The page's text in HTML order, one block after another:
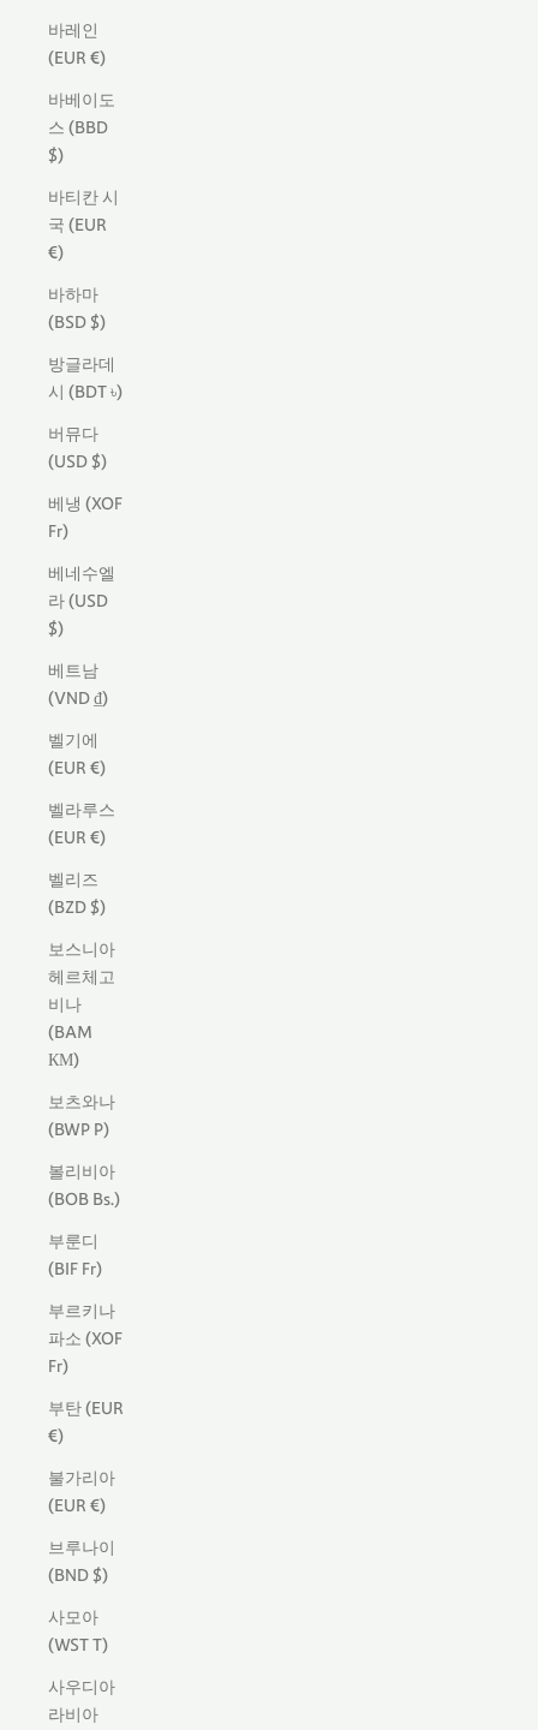
바레인
(EUR €)
바베이도
스 (BBD
$)
바티칸 시
국 (EUR
€)
바하마
(BSD $)
방글라데
시 (BDT ৳)
버뮤다
(USD $)
베냉 (XOF
Fr)
베네수엘
라 (USD
$)
베트남
(VND ₫)
벨기에
(EUR €)
벨라루스
(EUR €)
벨리즈
(BZD $)
보스니아
헤르체고
비나
(BAM
КМ)
보츠와나
(BWP P)
볼리비아
(BOB Bs.)
부룬디
(BIF Fr)
부르키나
파소 (XOF
Fr)
부탄 (EUR
€)
불가리아
(EUR €)
브루나이
(BND $)
사모아
(WST T)
사우디아
라비아